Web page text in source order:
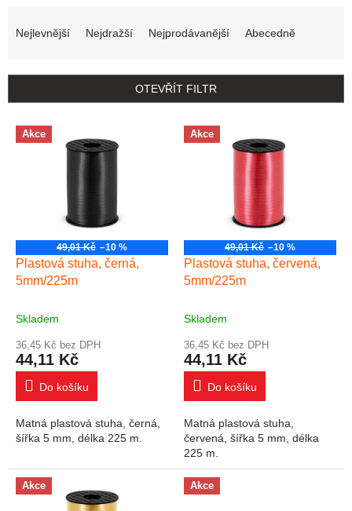
Nejlevnější Nejdražší Nejprodávanější Abecedně
OTEVŘÍT FILTR
Výpis produktů
Akce
49,01 Kč –10 %
Plastová stuha, černá,
5mm/225m
Skladem
36,45 Kč bez DPH
44,11 Kč
Do košíku
Matná plastová stuha, černá,
šířka 5 mm, délka 225 m.
Akce
49,01 Kč –10 %
Plastová stuha, červená,
5mm/225m
Skladem
36,45 Kč bez DPH
44,11 Kč
Do košíku
Matná plastová stuha,
červená, šířka 5 mm, délka
225 m.
Akce Akce